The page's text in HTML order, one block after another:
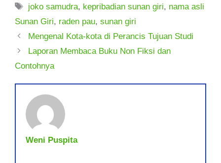
Tag
joko samudra, kepribadian sunan giri, nama asli
Sunan Giri, raden pau, sunan giri
Mengenal Kota-kota di Perancis Tujuan Studi
Laporan Membaca Buku Non Fiksi dan
Contohnya
Weni Puspita